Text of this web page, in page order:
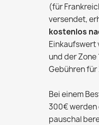
(für
versendet,
kostenlos
Einkaufswert
und der Zone
Gebühren für
Bei einem
300€ werden
pauschal